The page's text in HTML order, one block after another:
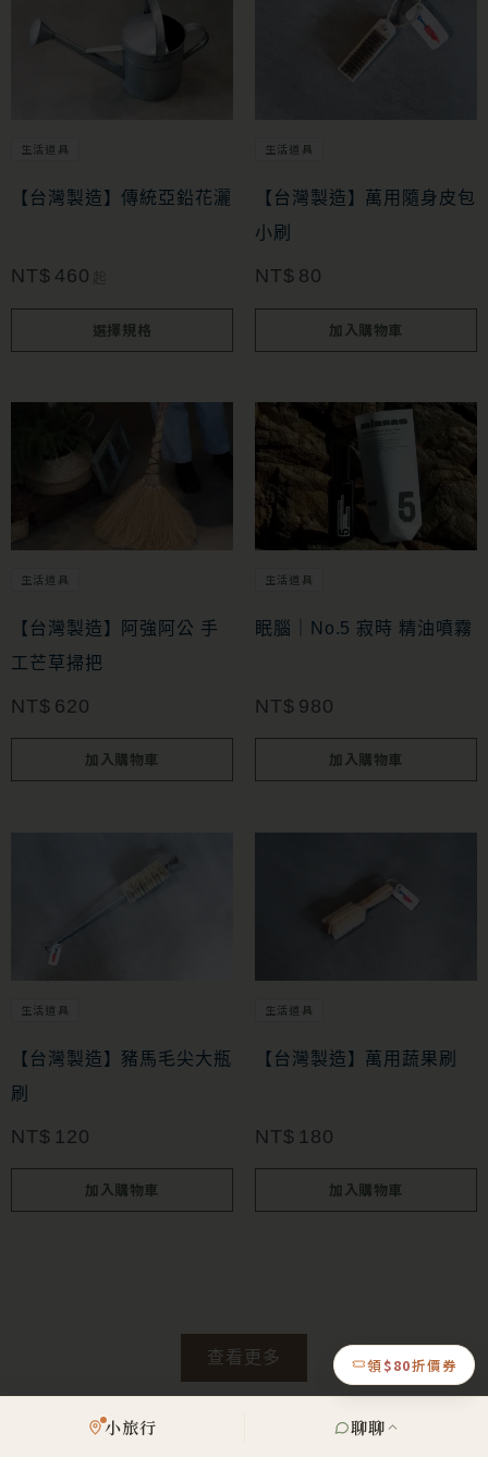
生活道具
【台灣製造】傳統亞鉛花灑
NT$ 460
選擇規格
款
可
頁
選
項
生活道具
【台灣製造】萬用隨身皮包
小刷
NT$ 80
加入購物車
生活道具
【台灣製造】阿強阿公 手
工芒草掃把
NT$ 620
加入購物車
生活道具
眠腦｜No.5 寂時 精油噴霧
NT$ 980
加入購物車
生活道具
【台灣製造】豬馬毛尖大瓶
刷
NT$ 120
加入購物車
生活道具
【台灣製造】萬用蔬果刷
NT$ 180
加入購物車
查看更多 領$80折價券
小旅行 聊聊